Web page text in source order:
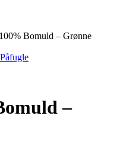
Bomuld – Grønne
–